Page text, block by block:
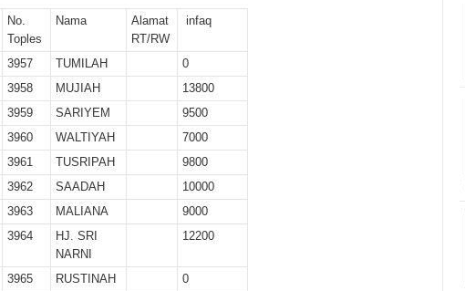
II 2025
II 2025
II 2025
II 2025
II 2025
II 2025
2025
No.
Toples
Nama
Alamat
RT/RW
infaq
3957 TUMILAH
0
3958 MUJIAH
13800
3959 SARIYEM
9500
3960 WALTIYAH
7000
3961 TUSRIPAH
9800
3962 SAADAH
10000
3963 MALIANA
9000
3964
HJ. SRI
NARNI
12200
3965 RUSTINAH
0